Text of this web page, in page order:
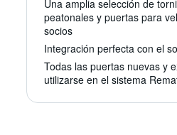
Una amplia selección de
peatonales y puertas para
socios
Integración perfecta con el
Todas las puertas nuevas y
utilizarse en el sistema